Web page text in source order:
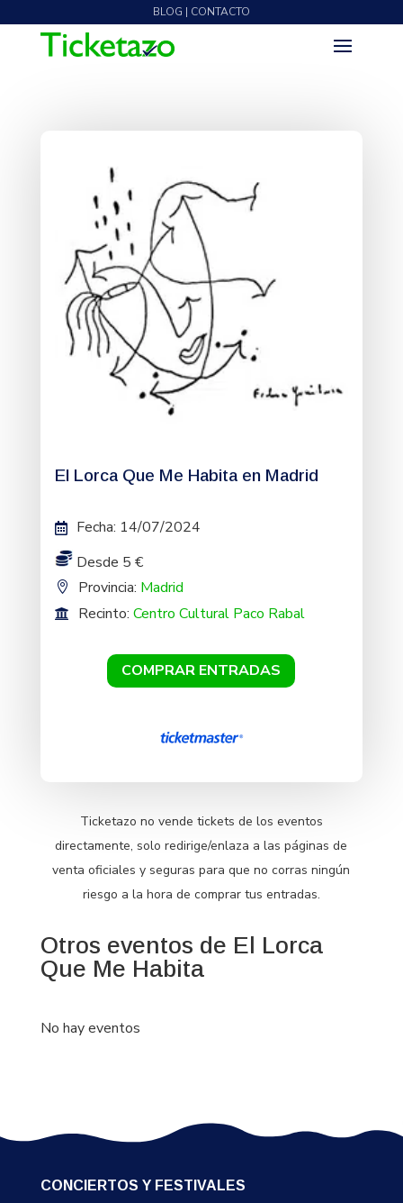
BLOG | CONTACTO
El Lorca Que Me Habita en Madrid
Fecha: 14/07/2024
Desde 5 €
Provincia: Madrid
Recinto: Centro Cultural Paco Rabal
COMPRAR ENTRADAS
Ticketazo no vende tickets de los eventos
directamente, solo redirige/enlaza a las páginas de
venta oficiales y seguras para que no corras ningún
riesgo a la hora de comprar tus entradas.
Otros eventos de El Lorca
Que Me Habita
No hay eventos
CONCIERTOS Y FESTIVALES